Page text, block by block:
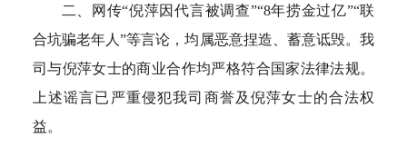
二、网传“倪萍因代言被调查”“8年捞金过亿”“联
合坑骗老年人”等言论，均属恶意捏造、蓄意诋毁。我
司与倪萍女士的商业合作均严格符合国家法律法规。
上述谣言已严重侵犯我司商誉及倪萍女士的合法权
益。